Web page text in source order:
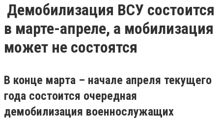
Демобилизация ВСУ состоится
в марте-апреле, а мобилизация
может не состоятся
В конце марта – начале апреля текущего
года состоится очередная
демобилизация военнослужащих